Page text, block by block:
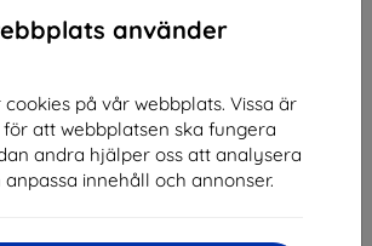
använder
på vår webbplats. Vissa är
att webbplatsen ska fungera
andra hjälper oss att analysera
innehåll och annonser.
Huawei
Hybrid